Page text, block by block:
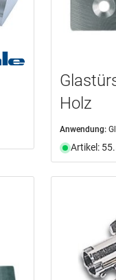
Holz
Anwendung:
Artikel: